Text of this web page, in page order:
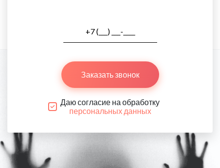
Заказать звонок
Даю согласие на обработку
персональных данных